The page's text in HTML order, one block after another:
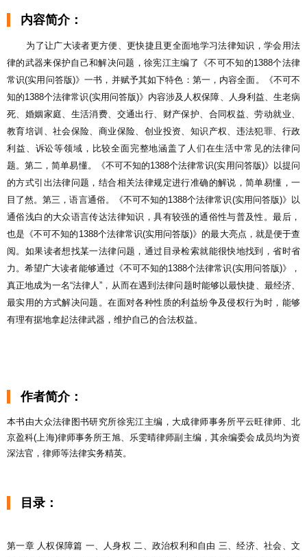
内容简介：
为了让广大读者更方便、更快捷且更全面地学习法律知识，学会用法
律的武器来保护自己和解决问题，徐宪江主编了《不可不知的1388个法律
常识(实用问答版)》一书，并赋予其如下特色：第一，内容全面。《不可不
知的1388个法律常识(实用问答版)》内容涉及人权保障、人身利益、生老病
死、婚姻家庭、生活消费、交通出行、财产保护、合同权益、劳动就业、
教育培训、社会保险、商业保险、创业投资、知识产权、违法犯罪、行政
利益、诉讼等领域，比较全面完整地涵盖了人们在生活中常见的法律问
题。第二，简单易懂。《不可不知的1388个法律常识(实用问答版)》以提问
的方式引出法律问题，结合相关法律规定进行准确的解说，简单易懂，一
目了然。第三，语言通俗。《不可不知的1388个法律常识(实用问答版)》以
通俗浅白的大众语言传达法律知识，具有较强的通俗性与普及性。最后，
也是《不可不知的1388个法律常识(实用问答版)》的最大亮点，就是便于查
阅。如果读者想找某一法律问题，通过目录检索就能很快地找到，省时省
力。希望广大读者能够通过《不可不知的1388个法律常识(实用问答版)》，
真正地成为一名“法律人”，从而在遇到法律问题时能够以最快捷、最经济、
最实用的方式解决问题。在面对各种性质的利益纷争及侵权行为时，能够
有理有据地拿起法律武器，维护自己的合法权益。
作者简介：
本书由大众法律图书研究所徐宪江主编，大成律师事务所平云旺律师、北
京盈科(上海)律师事务所王旭、乐雯晴律师副主编，其余编委会成员均为资
深法官，律师等法律实务精英。
目录：
第一章 人权保障篇 一、人身权 二、政治权利和自由 三、经济、社会、文